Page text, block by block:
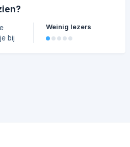
Weinig lezers